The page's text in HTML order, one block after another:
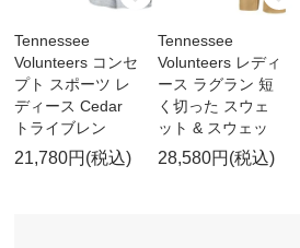
Tennessee
Volunteers コンセ
プト スポーツ レ
ディース Cedar
トライブレン
21,780円(税込)
Tennessee
Volunteers レディ
ース ラグラン 短
く切った スウェ
ット & スウェッ
28,580円(税込)